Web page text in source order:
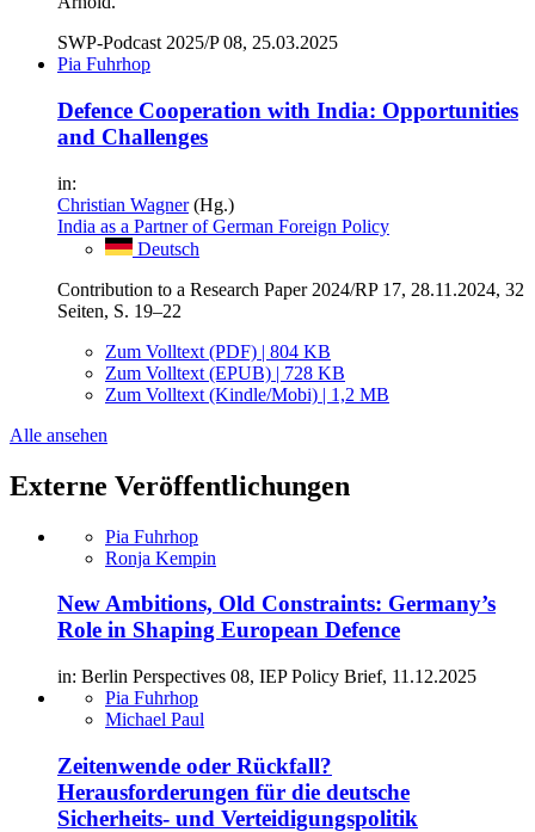
SWP-Podcast 2025/P 08, 25.03.2025
Pia Fuhrhop
Defence Cooperation with India: Opportunities
and Challenges
in:
Christian Wagner(Hg.)
India as a Partner of German Foreign Policy
Deutsch
Contribution to a Research Paper 2024/RP 17, 28.11.2024, 32
Seiten, S. 19–22
Zum Volltext (PDF) | 804 KB
Zum Volltext (EPUB) | 728 KB
Zum Volltext (Kindle/Mobi) | 1,2 MB
Alle ansehen
Externe Veröffentlichungen
Pia Fuhrhop
Ronja Kempin
New Ambitions, Old Constraints: Germany’s
Role in Shaping European Defence
in: Berlin Perspectives 08, IEP Policy Brief, 11.12.2025
Pia Fuhrhop
Michael Paul
Zeitenwende oder Rückfall?
Herausforderungen für die deutsche
Sicherheits- und Verteidigungspolitik